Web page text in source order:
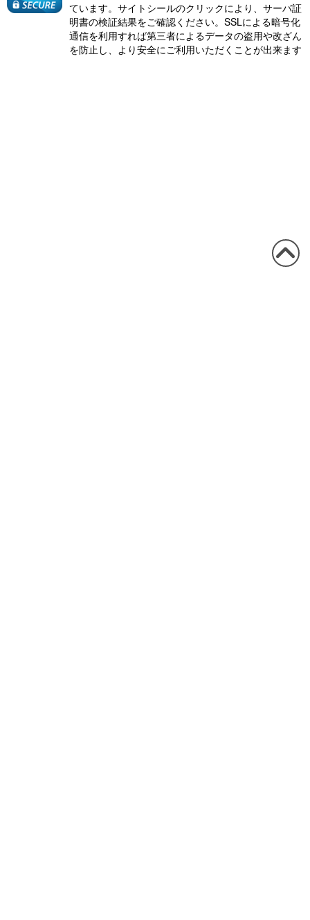
ています。サイトシールのクリックにより、サーバ証
明書の検証結果をご確認ください。SSLによる暗号化
通信を利用すれば第三者によるデータの盗用や改ざん
を防止し、より安全にご利用いただくことが出来ます